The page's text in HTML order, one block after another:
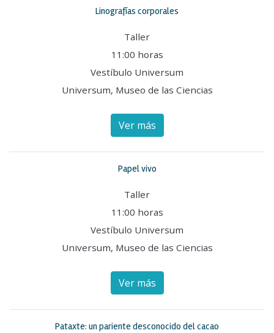
Linografías corporales
Taller
11:00 horas
Vestíbulo Universum
Universum, Museo de las Ciencias
Ver más
Papel vivo
Taller
11:00 horas
Vestíbulo Universum
Universum, Museo de las Ciencias
Ver más
Pataxte: un pariente desconocido del cacao